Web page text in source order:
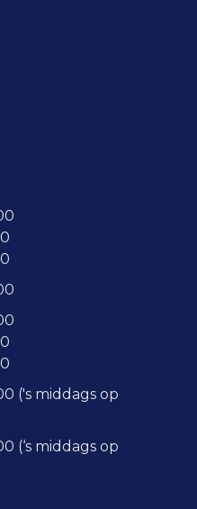
('s middags op
(‘s middags op